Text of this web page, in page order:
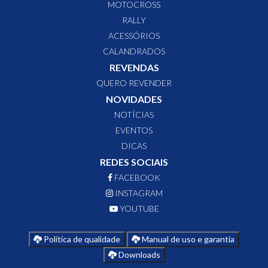
MOTOCROSS
RALLY
ACESSÓRIOS
CALANDRADOS
REVENDAS
QUERO REVENDER
NOVIDADES
NOTÍCIAS
EVENTOS
DICAS
REDES SOCIAIS
FACEBOOK
INSTAGRAM
YOUTUBE
Política de qualidade
Manual de uso e garantia
Downloads